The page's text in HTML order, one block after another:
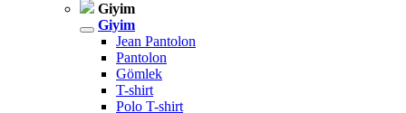
Giyim
Giyim
Jean Pantolon
Pantolon
Gömlek
T-shirt
Polo T-shirt